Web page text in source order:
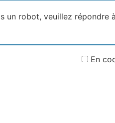
un robot, veuillez
En